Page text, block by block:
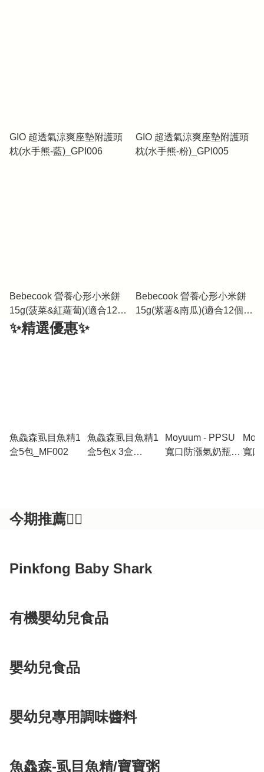
GIO 超透氣涼爽座墊附護頭
枕(水手熊-藍)_GPI006
GIO 超透氣涼爽座墊附護頭
枕(水手熊-粉)_GPI005
Bebecook 營養心形小米餅
15g(菠菜&紅蘿蔔)(適合12個
月以上)_BC096
Bebecook 營養心形小米餅
15g(紫薯&南瓜)(適合12個月
✨精選優惠✨
魚鱻森虱目魚精1
盒5包_MF002
魚鱻森虱目魚精1
盒5包x 3盒
Moyuum - PPSU
寬口防漲氣奶瓶
寬口
今期推薦👍🏻
Pinkfong Baby Shark
有機嬰幼兒食品
嬰幼兒食品
嬰幼兒專用調味醬料
魚鱻森-虱目魚精/寶寶粥